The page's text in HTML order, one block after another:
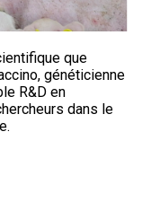
que
généticienne
R&D en
dans le